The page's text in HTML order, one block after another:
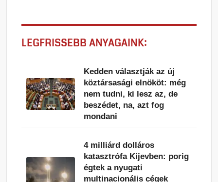
LEGFRISSEBB ANYAGAINK:
Kedden választják az új
köztársasági elnököt: még
nem tudni, ki lesz az, de
beszédet, na, azt fog
mondani
4 milliárd dolláros
katasztrófa Kijevben: porig
égtek a nyugati
multinacionális cégek